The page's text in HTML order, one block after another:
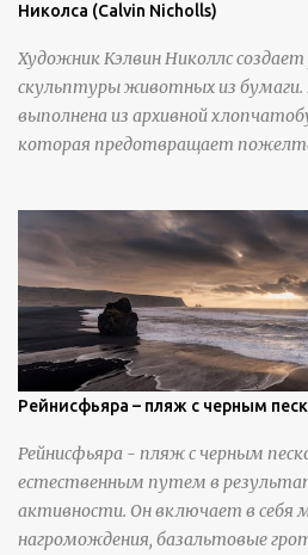
Николса (Calvin Nicholls)
Художник Кэлвин Николлс
скульптуры животных из
выполнена из архивной
которая предотвращает
инструменты для
вылепить каждую деталь.
https://calvinnicholls.com/
Рейнисфьяра – пляж с черным
Рейнисфьяра - пляж с черным
естественным путем в
активности. Он включает в себя
нагромождения, базальтовые